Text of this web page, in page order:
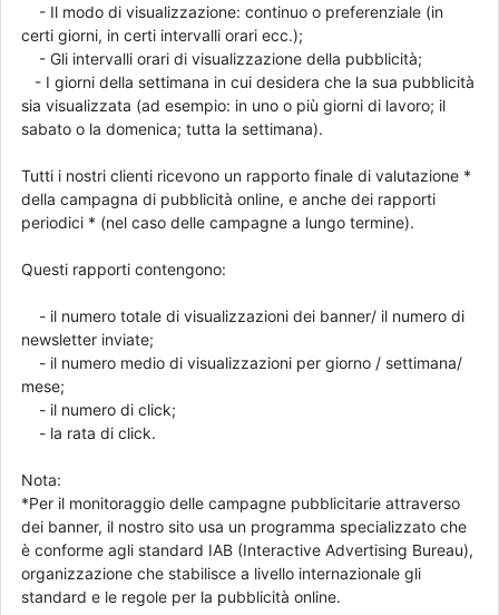
- Il modo di visualizzazione: continuo o preferenziale (in
certi giorni, in certi intervalli orari ecc.);
- Gli intervalli orari di visualizzazione della pubblicità;
- I giorni della settimana in cui desidera che la sua pubblicità
sia visualizzata (ad esempio: in uno o più giorni di lavoro; il
sabato o la domenica; tutta la settimana).
Tutti i nostri clienti ricevono un rapporto finale di valutazione *
della campagna di pubblicità online, e anche dei rapporti
periodici * (nel caso delle campagne a lungo termine).
Questi rapporti contengono:
- il numero totale di visualizzazioni dei banner/ il numero di
newsletter inviate;
- il numero medio di visualizzazioni per giorno / settimana/
mese;
- il numero di click;
- la rata di click.
Nota:
*Per il monitoraggio delle campagne pubblicitarie attraverso
dei banner, il nostro sito usa un programma specializzato che
è conforme agli standard IAB (Interactive Advertising Bureau),
organizzazione che stabilisce a livello internazionale gli
standard e le regole per la pubblicità online.